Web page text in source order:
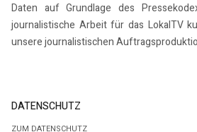
Daten auf Grundlage des
journalistische Arbeit für das LokalTV
unsere journalistischen
DATENSCHUTZ
ZUM DATENSCHUTZ